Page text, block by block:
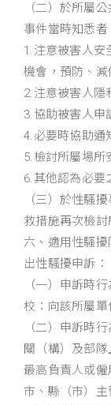
（二）於所屬
事件當時知悉者
1.注意被害人安
機會，預防、減
2.注意被害人隱
3.協助被害人申
4.必要時協助通
5.檢討所屬場所
6.其他認為必要
（三）於性騷
救措施再次檢討
六、適用性騷
出性騷擾申訴：
（一）申訴時
校：向該所屬單
（二）申訴時
關（構）及部
最高負責人或
市、縣（市）主